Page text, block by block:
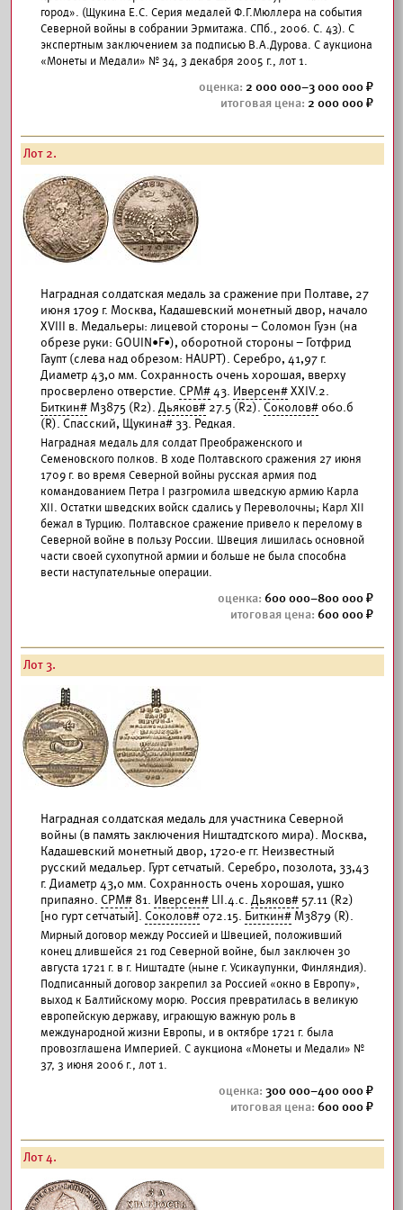
город». (Щукина Е.С. Серия медалей Ф.Г.Мюллера на события
Северной войны в собрании Эрмитажа. СПб., 2006. С. 43). С
экспертным заключением за подписью В.А.Дурова. С аукциона
«Монеты и Медали» № 34, 3 декабря 2005 г., лот 1.
2 000 000–3 000 000
2 000 000
Лот 2.
Наградная солдатская медаль за сражение при Полтаве, 27
июня 1709 г. Москва, Кадашевский монетный двор, начало
XVIII в. Медальеры: лицевой стороны – Соломон Гуэн (на
обрезе руки: GOUIN•F•), оборотной стороны – Готфрид
Гаупт (слева над обрезом: HAUPT). Серебро, 41,97 г.
Диаметр 43,0 мм. Сохранность очень хорошая, вверху
просверлено отверстие. СРМ#43. Иверсен#XXIV.2.
Биткин# М3875 (R2). Дьяков# 27.5 (R2). Соколов# 060.б
(R). Спасский, Щукина# 33. Редкая.
Наградная медаль для солдат Преображенского и
Семеновского полков. В ходе Полтавского сражения 27 июня
1709 г. во время Северной войны русская армия под
командованием Петра I разгромила шведскую армию Карла
XII. Остатки шведских войск сдались у Переволочны; Карл XII
бежал в Турцию. Полтавское сражение привело к перелому в
Северной войне в пользу России. Швеция лишилась основной
части своей сухопутной армии и больше не была способна
вести наступательные операции.
600 000–800 000
600 000
Лот 3.
Наградная солдатская медаль для участника Северной
войны (в память заключения Ништадтского мира). Москва,
Кадашевский монетный двор, 1720-е гг. Неизвестный
русский медальер. Гурт сетчатый. Серебро, позолота, 33,43
г. Диаметр 43,0 мм. Сохранность очень хорошая, ушко
припаяно. СРМ# 81. Иверсен# LII.4.c. Дьяков# 57.11 (R2)
[но гурт сетчатый]. Соколов# 072.15. Биткин# М3879 (R).
Мирный договор между Россией и Швецией, положивший
конец длившейся 21 год Северной войне, был заключен 30
августа 1721 г. в г. Ништадте (ныне г. Усикаупунки, Финляндия).
Подписанный договор закрепил за Россией «окно в Европу»,
выход к Балтийскому морю. Россия превратилась в великую
европейскую державу, играющую важную роль в
международной жизни Европы, и в октябре 1721 г. была
провозглашена Империей. С аукциона «Монеты и Медали» №
37, 3 июня 2006 г., лот 1.
300 000–400 000
600 000
Лот 4.